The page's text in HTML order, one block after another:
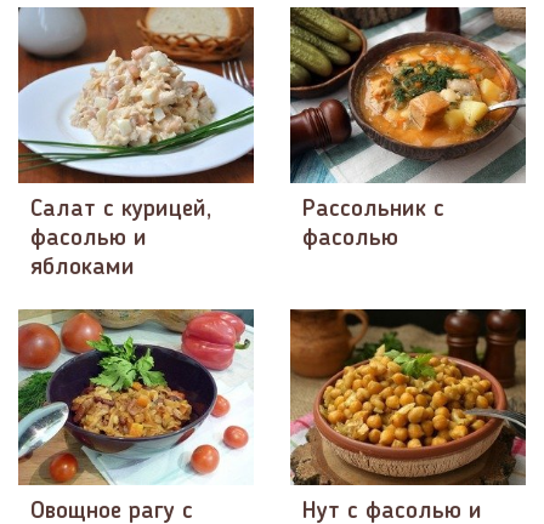
Салат с курицей,
фасолью и
яблоками
Рассольник с
фасолью
Овощное рагу с
Нут с фасолью и